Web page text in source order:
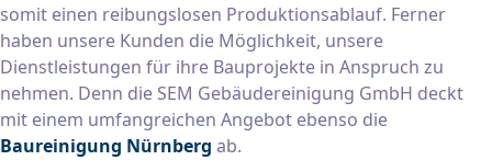
somit einen reibungslosen Produktionsablauf. Ferner
haben unsere Kunden die Möglichkeit, unsere
Dienstleistungen für ihre Bauprojekte in Anspruch zu
nehmen. Denn die SEM Gebäudereinigung GmbH deckt
mit einem umfangreichen Angebot ebenso die
Baureinigung Nürnberg ab.